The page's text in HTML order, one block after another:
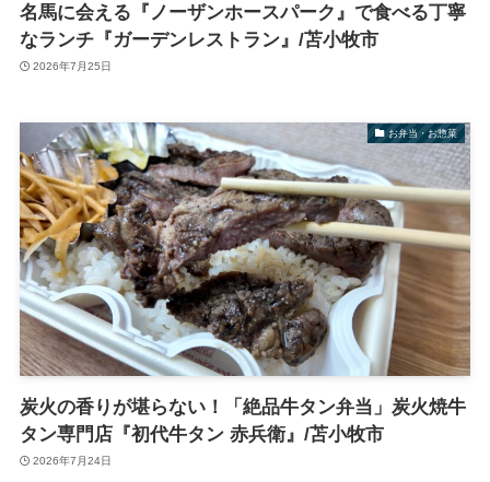
名馬に会える『ノーザンホースパーク』で食べる丁寧
なランチ『ガーデンレストラン』/苫小牧市
2026年7月25日
お弁当・お惣菜
炭火の香りが堪らない！「絶品牛タン弁当」炭火焼牛
タン専門店『初代牛タン 赤兵衛』/苫小牧市
2026年7月24日